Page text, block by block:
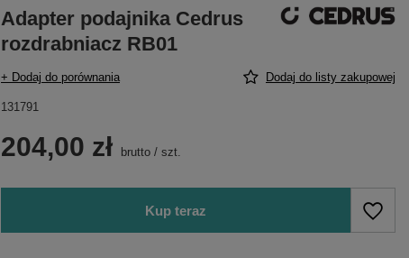
Adapter podajnika Cedrus
rozdrabniacz RB01
+ Dodaj do porównania Dodaj do listy zakupowej
131791
204,00 zł brutto /szt.
Kup teraz